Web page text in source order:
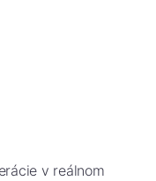
v reálnom